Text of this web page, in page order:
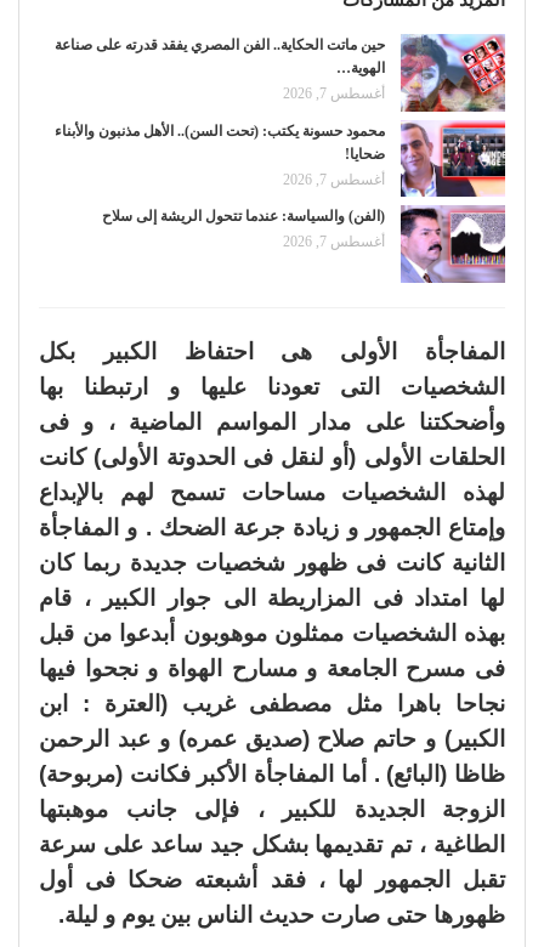
حين ماتت الحكاية.. الفن المصري يفقد قدرته على صناعة
الهوية…
أغسطس 7, 2026
محمود حسونة يكتب: (تحت السن).. الأهل مذنبون والأبناء
ضحايا!
أغسطس 7, 2026
(الفن) والسياسة: عندما تتحول الريشة إلى سلاح
أغسطس 7, 2026
المفاجأة الأولى هى احتفاظ الكبير بكل
الشخصيات التى تعودنا عليها و ارتبطنا بها
وأضحكتنا على مدار المواسم الماضية ، و فى
الحلقات الأولى (أو لنقل فى الحدوتة الأولى) كانت
لهذه الشخصيات مساحات تسمح لهم بالإبداع
وإمتاع الجمهور و زيادة جرعة الضحك . و المفاجأة
الثانية كانت فى ظهور شخصيات جديدة ربما كان
لها امتداد فى المزاريطة الى جوار الكبير ، قام
بهذه الشخصيات ممثلون موهوبون أبدعوا من قبل
فى مسرح الجامعة و مسارح الهواة و نجحوا فيها
نجاحا باهرا مثل مصطفى غريب (العترة : ابن
الكبير) و حاتم صلاح (صديق عمره) و عبد الرحمن
ظاظا (البائع) . أما المفاجأة الأكبر فكانت (مربوحة)
الزوجة الجديدة للكبير ، فإلى جانب موهبتها
الطاغية ، تم تقديمها بشكل جيد ساعد على سرعة
تقبل الجمهور لها ، فقد أشبعته ضحكا فى أول
ظهورها حتى صارت حديث الناس بين يوم و ليلة.